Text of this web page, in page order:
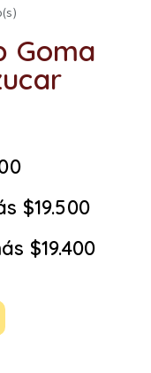
Goma
$19.500
$19.400